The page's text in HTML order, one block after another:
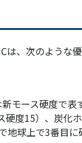
は、次のような
モース硬度で表
硬度15）、炭化
地球上で3番目に